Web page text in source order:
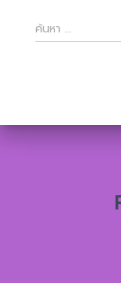
ค้
น
ห
ค้นหา …